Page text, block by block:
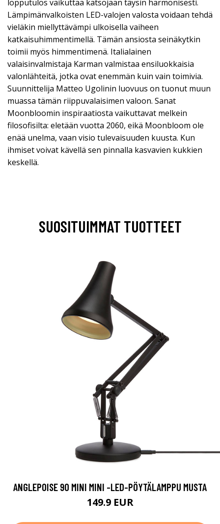
lopputulos vaikuttaa katsojaan täysin harmonisesti.
Lämpimänvalkoisten LED-valojen valosta voidaan tehdä
vieläkin miellyttävämpi ulkoisella vaiheen
katkaisuhimmentimellä. Tämän ansiosta seinäkytkin
toimii myös himmentimenä. Italialainen
valaisinvalmistaja Karman valmistaa ensiluokkaisia
valonlähteitä, jotka ovat enemmän kuin vain toimivia.
Suunnittelija Matteo Ugolinin luovuus on tuonut muun
muassa tämän riippuvalaisimen valoon. Sanat
Moonbloomin inspiraatiosta vaikuttavat melkein
filosofisilta: eletään vuotta 2060, eikä Moonbloom ole
enää unelma, vaan visio tulevaisuuden kuusta. Kun
ihmiset voivat kävellä sen pinnalla kasvavien kukkien
keskellä.
SUOSITUIMMAT TUOTTEET
ANGLEPOISE 90 MINI MINI -LED-PÖYTÄLAMPPU MUSTA
149.9 EUR